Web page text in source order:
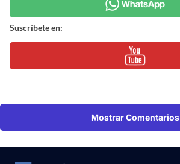
Suscríbete en:
Mostrar Comentarios